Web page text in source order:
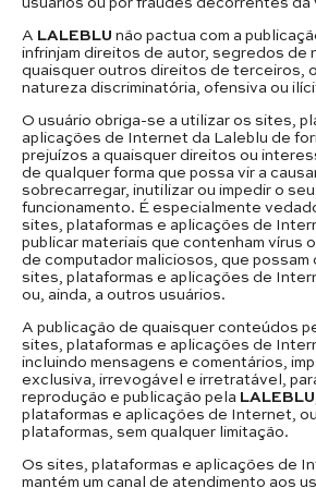
A LALEBLU não pactua com a
infrinjam direitos de autor, segredos de
quaisquer outros direitos de terceiros,
natureza discriminatória, ofensiva ou
O usuário obriga-se a utilizar os sites,
aplicações de Internet da Laleblu de
prejuízos a quaisquer direitos ou
de qualquer forma que possa vir a
sobrecarregar, inutilizar ou impedir o
funcionamento. É especialmente
sites, plataformas e aplicações de
publicar materiais que contenham vírus
de computador maliciosos, que possam
sites, plataformas e aplicações de
ou, ainda, a outros usuários.
A publicação de quaisquer conteúdos
sites, plataformas e aplicações de
incluindo mensagens e comentários,
exclusiva, irrevogável e irretratável,
reprodução e publicação pela LALEBLU
plataformas e aplicações de Internet,
plataformas, sem qualquer limitação.
Os sites, plataformas e aplicações de
mantém um canal de atendimento aos